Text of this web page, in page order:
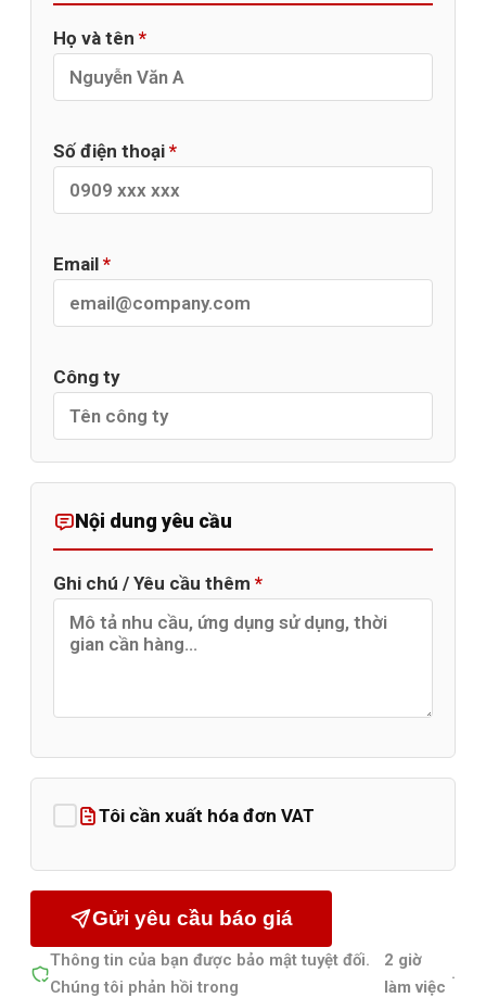
Họ và tên *
Số điện thoại *
Email *
Công ty
Nội dung yêu cầu
Ghi chú / Yêu cầu thêm *
Tôi cần xuất hóa đơn VAT
Gửi yêu cầu báo giá
Thông tin của bạn được bảo mật tuyệt đối.
Chúng tôi phản hồi trong
2 giờ
làm việc
.